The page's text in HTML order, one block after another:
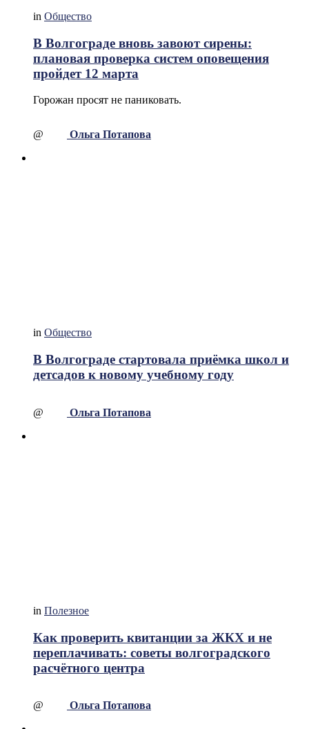
in Общество
В Волгограде вновь завоют сирены:
плановая проверка систем оповещения
пройдет 12 марта
Горожан просят не паниковать.
@ Ольга Потапова
in Общество
В Волгограде стартовала приёмка школ и
детсадов к новому учебному году
@ Ольга Потапова
in Полезное
Как проверить квитанции за ЖКХ и не
переплачивать: советы волгоградского
расчётного центра
@ Ольга Потапова